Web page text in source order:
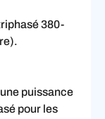
380-
puissance
pour les